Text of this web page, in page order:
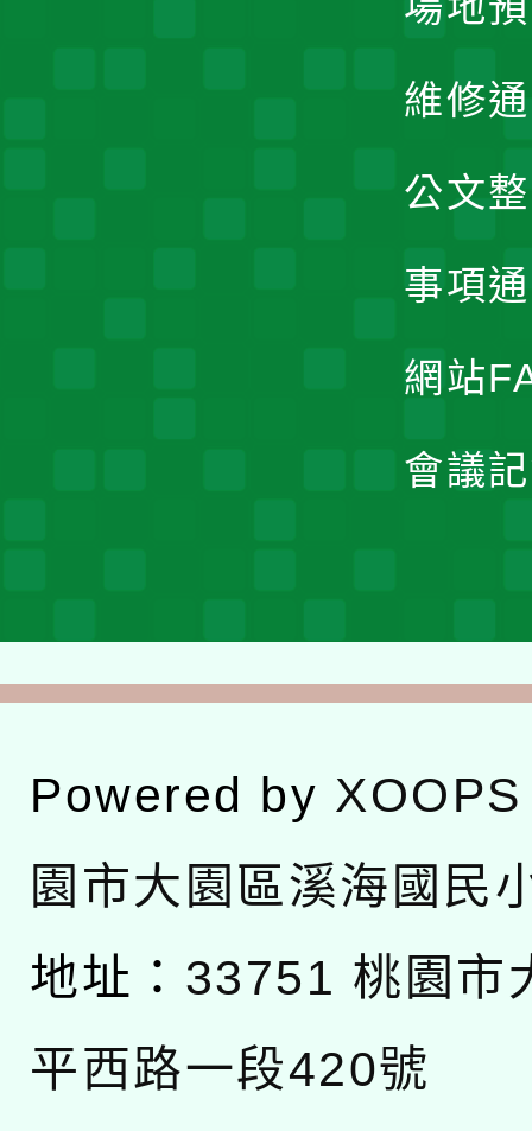
維修
公文
事項
網站
會議
Powered by XOOPS
園市大園區溪海國民
地址： 33751 桃園市
平西路一段420號